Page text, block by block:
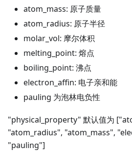
atom_mass: 原子质量
atom_radius: 原子半径
molar_vol: 摩尔体积
melting_point: 熔点
boiling_point: 沸点
electron_affin: 电子亲和能
pauling 为泡林电负性
"physical_property" 默认值为
"atom_radius", "atom_mass",
"pauling"]